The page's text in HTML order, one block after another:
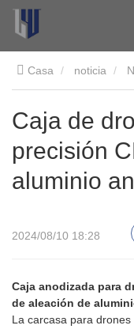
Casa noticia
drones electrónicos
anodizado
Caja de
precisión
aluminio
2024/08/10 18:28
Caja anodizada para
de aleación de
La carcasa para